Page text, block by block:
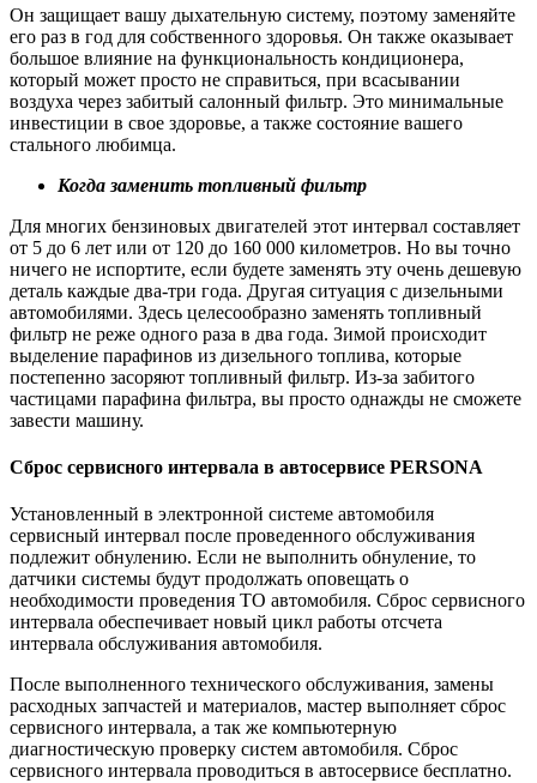
Он защищает вашу дыхательную систему, поэтому заменяйте
его раз в год для собственного здоровья. Он также оказывает
большое влияние на функциональность кондиционера,
который может просто не справиться, при всасывании
воздуха через забитый салонный фильтр. Это минимальные
инвестиции в свое здоровье, а также состояние вашего
стального любимца.
Когда заменить топливный фильтр
Для многих бензиновых двигателей этот интервал составляет
от 5 до 6 лет или от 120 до 160 000 километров. Но вы точно
ничего не испортите, если будете заменять эту очень дешевую
деталь каждые два-три года. Другая ситуация с дизельными
автомобилями. Здесь целесообразно заменять топливный
фильтр не реже одного раза в два года. Зимой происходит
выделение парафинов из дизельного топлива, которые
постепенно засоряют топливный фильтр. Из-за забитого
частицами парафина фильтра, вы просто однажды не сможете
завести машину.
Сброс сервисного интервала в автосервисе PERSONA
Установленный в электронной системе автомобиля
сервисный интервал после проведенного обслуживания
подлежит обнулению. Если не выполнить обнуление, то
датчики системы будут продолжать оповещать о
необходимости проведения ТО автомобиля. Сброс сервисного
интервала обеспечивает новый цикл работы отсчета
интервала обслуживания автомобиля.
После выполненного технического обслуживания, замены
расходных запчастей и материалов, мастер выполняет сброс
сервисного интервала, а так же компьютерную
диагностическую проверку систем автомобиля. Сброс
сервисного интервала проводиться в автосервисе бесплатно.